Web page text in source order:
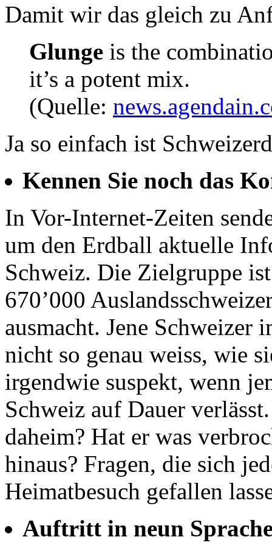
Damit wir das gleich zu
Glunge is the
it’s a potent mix.
(Quelle:
Ja so einfach ist
Kennen Sie noch das
In Vor-Internet-Zeiten
um den Erdball aktuelle
Schweiz. Die Zielgruppe
670’000
ausmacht. Jene Schweizer
nicht so genau weiss, wie
irgendwie suspekt, wenn
Schweiz auf Dauer
daheim? Hat er was
hinaus? Fragen, die sich
Heimatbesuch gefallen
Auftritt in neun